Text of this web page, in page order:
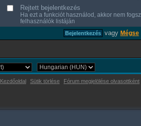
Rejtett bejelentkezés
Ha ezt a funkciót használod, akkor nem
felhasználók listáján
vagy Mégse
Kezdőoldal Sütik törlése Fórum megjelölése olvasottként